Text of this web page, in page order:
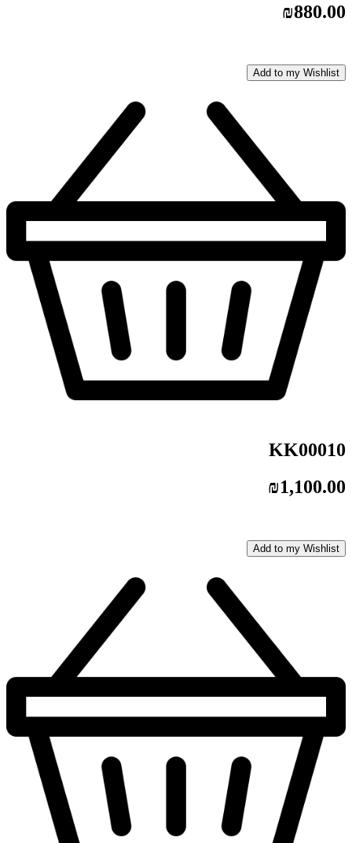
₪880.00
Add to my Wishlist
KK00010
₪1,100.00
Add to my Wishlist